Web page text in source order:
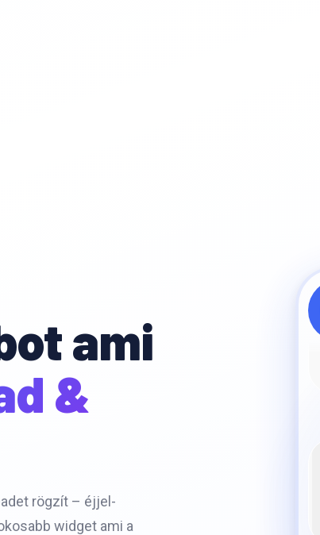
ami
&
rögzít – éjjel-
widget ami a